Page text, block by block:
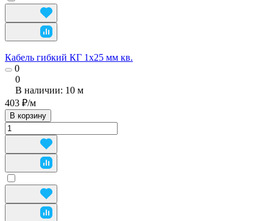
Кабель гибкий КГ 1х25 мм кв.
0
0
В наличии: 10 м
403 ₽/м
В корзину